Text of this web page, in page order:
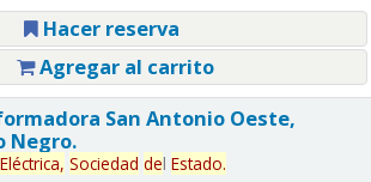
Hacer reserva
Agregar al carrito
San Antonio Oeste,
Negro.
Eléctrica, Sociedad del Estado.